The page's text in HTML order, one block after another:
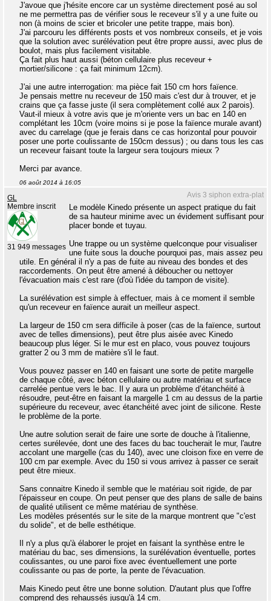
J'avoue que j'hésite encore car un système directement posé au sol
ne me permettra pas de vérifier sous le receveur s'il y a une fuite ou
non (à moins de scier et bricoler une petite trappe, mais bon).
J'ai parcouru les différents posts et vos nombreux conseils, et je vois
que la solution avec surélévation peut être propre aussi, avec plus de
boulot, mais plus facilement visitable.
Ça fait plus haut aussi (béton cellulaire plus receveur +
mortier/silicone : ça fait minimum 12cm).
J'ai une autre interrogation: ma pièce fait 150 cm hors faïence.
Je pensais mettre nu receveur de 150 mais c'est dur à trouver, et je
crains que ça fasse juste (il sera complètement collé aux 2 parois).
Vaut-il mieux à votre avis que je m'oriente vers un bac en 140 en
complétant les 10cm (voire moins si je pose la faïence murale avant)
avec du carrelage (que je ferais dans ce cas horizontal pour pouvoir
poser une porte coulissante de 150cm dessus) ; ou dans tous les cas
un receveur faisant toute la largeur sera toujours mieux ?
Merci par avance.
06 août 2014 à 16:05
Avis 3 siphon extra-plat
GL
Membre inscrit
31 949 messages
Le modèle Kinedo présente un aspect pratique du fait
de sa hauteur minime avec un évidement suffisant pour
placer bonde et tuyau.
Une trappe ou un système quelconque pour visualiser
une fuite sous la douche pourquoi pas, mais assez peu
utile. En général il n'y a pas de fuite au niveau des bondes et des
raccordements. On peut être amené à déboucher ou nettoyer
l'évacuation mais c'est rare (d'où l'idée du tampon de visite).
La surélévation est simple à effectuer, mais à ce moment il semble
qu'un receveur en faïence aurait un meilleur aspect.
La largeur de 150 cm sera difficile à poser (cas de la faïence, surtout
avec de telles dimensions), peut être plus aisée avec Kinedo
beaucoup plus léger. Si le mur est en placo, vous pouvez toujours
gratter 2 ou 3 mm de matière s'il le faut.
Vous pouvez passer en 140 en faisant une sorte de petite margelle
de chaque côté, avec béton cellulaire ou autre matériau et surface
carrelée pentue vers le bac. Il y aura un problème d’étanchéité à
résoudre, peut-être en faisant la margelle 1 cm au dessus de la partie
supérieure du receveur, avec étanchéité avec joint de silicone. Reste
le problème de la porte.
Une autre solution serait de faire une sorte de douche à l'italienne,
certes surélevée, dont une des faces du bac toucherait le mur, l'autre
accolant une margelle (cas du 140), avec une cloison fixe en verre de
100 cm par exemple. Avec du 150 si vous arrivez à passer ce serait
peut être mieux.
Sans connaitre Kinedo il semble que le matériau soit rigide, de par
l'épaisseur en coupe. On peut penser que des plans de salle de bains
de qualité utilisent ce même matériau de synthèse.
Les modèles présentés sur le site de la marque montrent que "c'est
du solide", et de belle esthétique.
Il n'y a plus qu'à élaborer le projet en faisant la synthèse entre le
matériau du bac, ses dimensions, la surélévation éventuelle, portes
coulissantes, ou une paroi fixe avec éventuellement une porte
coulissante ou pas de porte, la pente de l'évacuation.
Mais Kinedo peut être une bonne solution. D'autant plus que l'offre
comprend des rehaussés jusqu'à 14 cm.